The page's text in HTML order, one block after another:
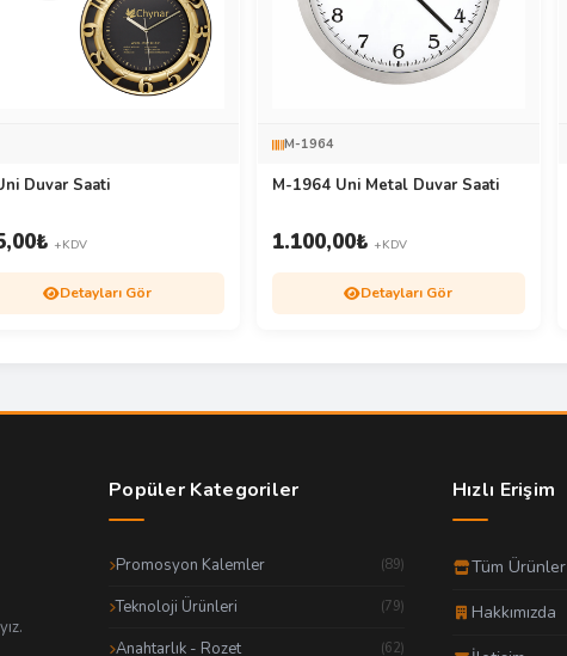
Duvar Saati
₺ +KDV
Detayları Gör
M-1964
M-1964 Uni Metal Duvar Saati
1.100,00₺ +KDV
Detayları Gör
Popüler Kategoriler
Promosyon Kalemler (89)
Teknoloji Ürünleri (79)
Anahtarlık - Rozet (62)
Hızlı Erişim
Tüm Ürünler
Hakkımızda